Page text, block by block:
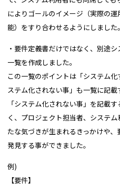
によりゴールのイメージ（実際の
能）をすり合わせるようにしました。
・要件定義書だけではなく、別途
一覧を作成しました。
この一覧のポイントは「システム
ステム化されない事」も一覧に記載
「システム化されない事」を記載
く、プロジェクト担当者、システ
たな気づきが生まれるきっかけや
発見する事ができました。
例)
【要件】